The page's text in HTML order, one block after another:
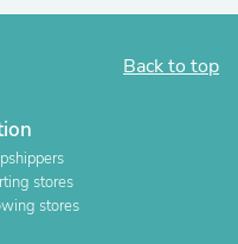
Back to top
stores
stores